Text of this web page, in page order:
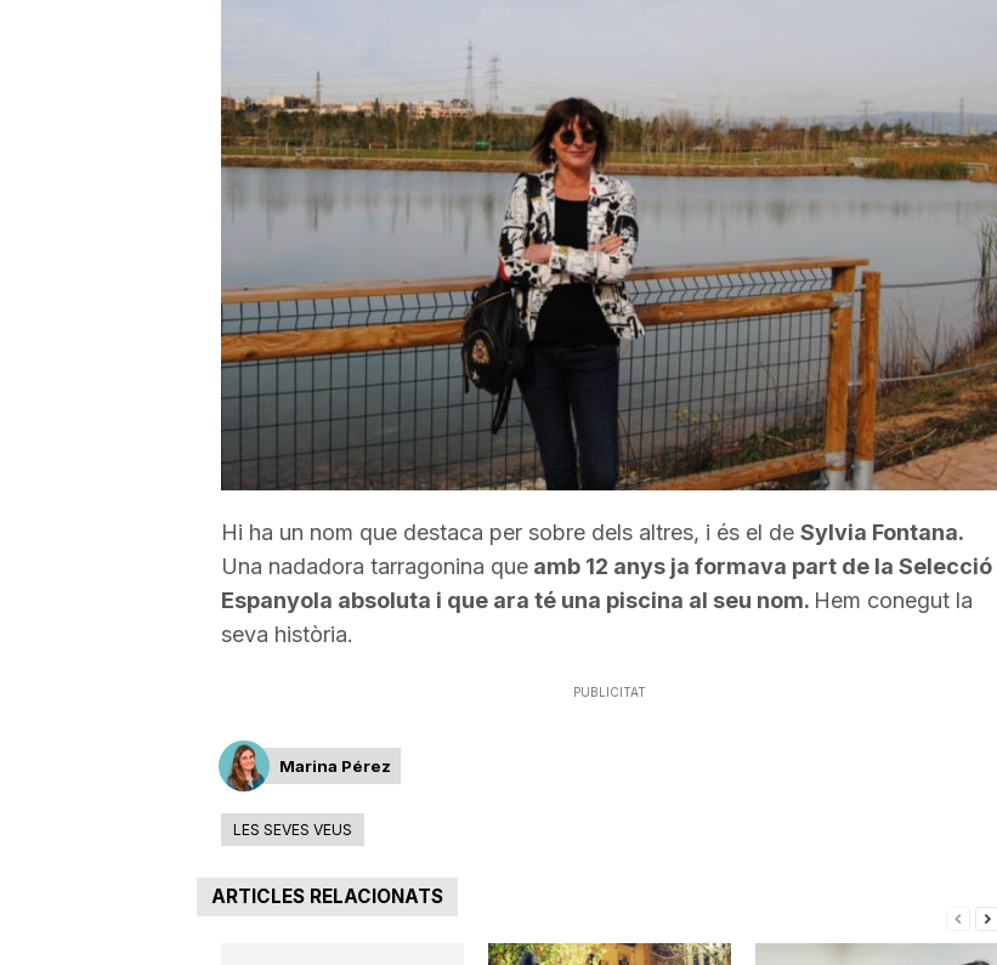
r
a
o
a
disminuir
el
volum.
Hi ha un nom que destaca per sobre dels altres, i és el de Sylvia Fontana.
Una nadadora tarragonina queamb 12 anys ja formava part de la Selecció
Espanyola absoluta i que ara té una piscina al seu nom. Hem conegut la
seva història.
PUBLICITAT
Marina Pérez
LES SEVES VEUS
ARTICLES RELACIONATS